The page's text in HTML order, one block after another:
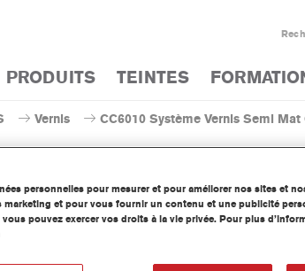
PRODUITS TEINTES
Vernis CC6010 Système Vernis Semi Mat
CC6010 Système
personnelles pour mesurer et pour améliorer nos sites et
marketing et pour vous fournir un contenu et une publicité
pouvez exercer vos droits à la vie privée. Pour plus